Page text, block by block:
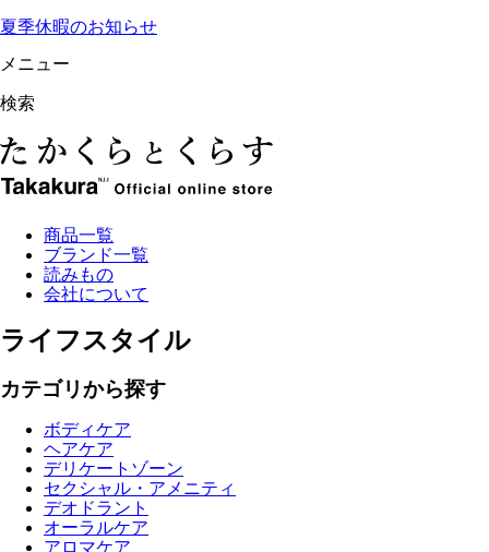
夏季休暇のお知らせ
メニュー
検索
商品一覧
ブランド一覧
読みもの
会社について
ライフスタイル
カテゴリから探す
ボディケア
ヘアケア
デリケートゾーン
セクシャル・アメニティ
デオドラント
オーラルケア
アロマケア